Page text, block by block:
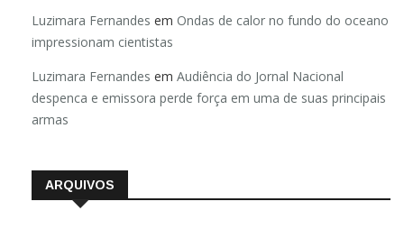
Luzimara Fernandes em Ondas de calor no fundo do oceano
impressionam cientistas
Luzimara Fernandes em Audiência do Jornal Nacional
despenca e emissora perde força em uma de suas principais
armas
ARQUIVOS